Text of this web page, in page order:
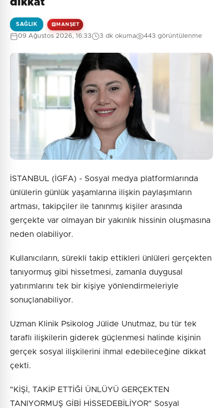
dikkat
SAĞLIK MANŞET
09 Ağustos 2026, 16:33 3 dk okuma 443 görüntülenme
İSTANBUL (İGFA) - Sosyal medya platformlarında
ünlülerin günlük yaşamlarına ilişkin paylaşımların
artması, takipçiler ile tanınmış kişiler arasında
gerçekte var olmayan bir yakınlık hissinin oluşmasına
neden olabiliyor.
Kullanıcıların, sürekli takip ettikleri ünlüleri gerçekten
tanıyormuş gibi hissetmesi, zamanla duygusal
yatırımlarını tek bir kişiye yönlendirmeleriyle
sonuçlanabiliyor.
Uzman Klinik Psikolog Jülide Unutmaz, bu tür tek
taraflı ilişkilerin giderek güçlenmesi halinde kişinin
gerçek sosyal ilişkilerini ihmal edebileceğine dikkat
çekti.
"KİŞİ, TAKİP ETTİĞİ ÜNLÜYÜ GERÇEKTEN
TANIYORMUŞ GİBİ HİSSEDEBİLİYOR" Sosyal